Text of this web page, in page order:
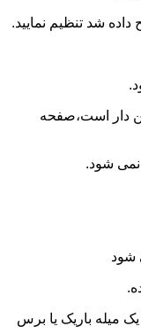
شد تنظیم نمایید.
دار است،صفحه
میله باریک یا برس